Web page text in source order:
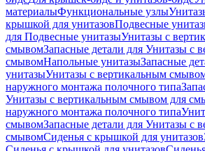
материалыФункциональные узлы
крышкой для унитазовПодвесные
для Подвесные унитазыУнитазы с
смывомЗапасные детали для Унитазы с
смывомНапольные унитазыЗапасные
унитазыУнитазы с вертикальным
наружного монтажа полочного типа
Унитазы с вертикальным смывом для
наружного монтажа полочного типа
смывомЗапасные детали для Унитазы с
смывомСиденья с крышкой для унитазов